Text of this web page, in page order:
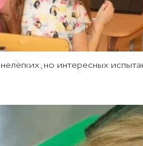
но интересных